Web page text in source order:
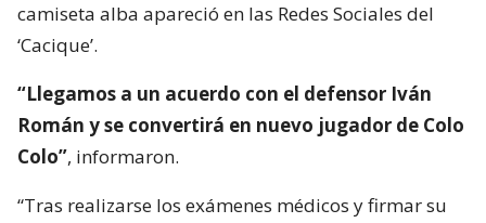
camiseta alba apareció en las Redes Sociales del
‘Cacique’.
“Llegamos a un acuerdo con el defensor Iván
Román y se convertirá en nuevo jugador de Colo
Colo”, informaron.
“Tras realizarse los exámenes médicos y firmar su